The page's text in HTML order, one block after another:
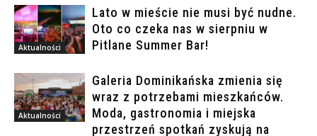
Aktualności
Lato w mieście nie musi być nudne.
Oto co czeka nas w sierpniu w
Pitlane Summer Bar!
Aktualności
Galeria Dominikańska zmienia się
wraz z potrzebami mieszkańców.
Moda, gastronomia i miejska
przestrzeń spotkań zyskują na